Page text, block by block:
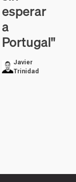
esperar
a
Portugal"
Javier
Trinidad